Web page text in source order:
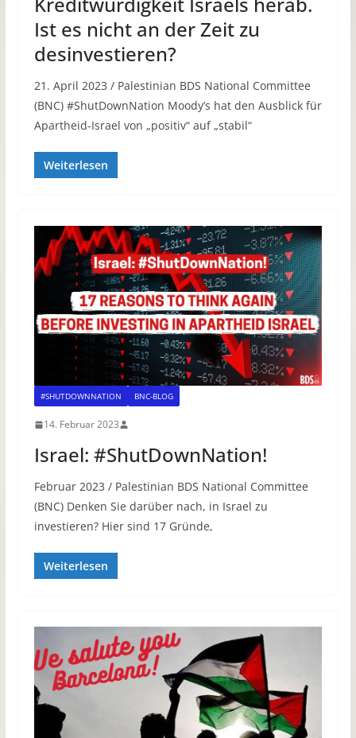
Ist es nicht an der Zeit zu
desinvestieren?
21. April 2023 / Palestinian BDS National Committee
(BNC) #ShutDownNation Moody’s hat den Ausblick für
Apartheid-Israel von „positiv“ auf „stabil“
Weiterlesen
#SHUTDOWNNATION BNC-BLOG
14. Februar 2023
Israel: #ShutDownNation!
Februar 2023 / Palestinian BDS National Committee
(BNC) Denken Sie darüber nach, in Israel zu
investieren? Hier sind 17 Gründe,
Weiterlesen